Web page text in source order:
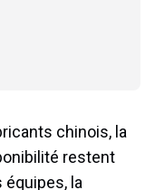
chinois, la
restent
équipes, la